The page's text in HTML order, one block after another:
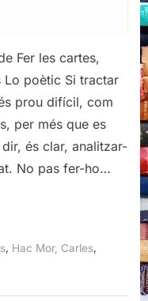
Fer les cartes,
Lo poètic Si tractar
prou difícil, com
per més que es
és clar, analitzar-
No pas fer-ho…
, Hac Mor, Carles,